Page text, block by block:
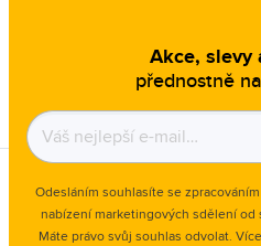
Akce, slevy
přednostně
Odesláním souhlasíte se
nabízení marketingových sdělení od
Máte právo svůj souhlas odvolat.